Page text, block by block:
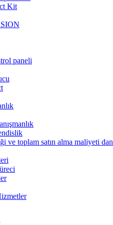
Kit
paneli
ve toplam satın alma maliyeti